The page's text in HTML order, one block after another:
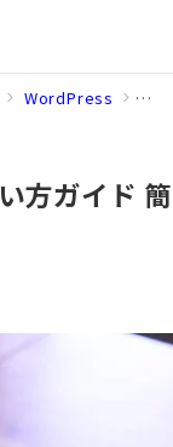
WordPress
ガイド